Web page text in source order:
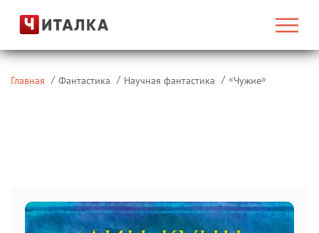
Главная Фантастика Научная фантастика «Чужие»